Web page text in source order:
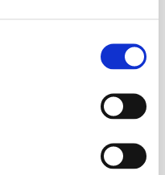
Odense. Den tager